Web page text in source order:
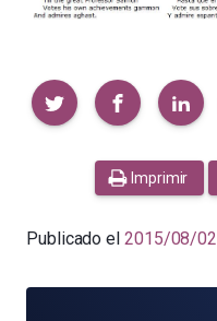
Compartir
Imprimir
Publicado el 2015/08/02